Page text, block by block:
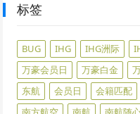
标签
BUG IHG IHG洲际
万豪会员日
万豪白金
东航
会员日 会籍匹配